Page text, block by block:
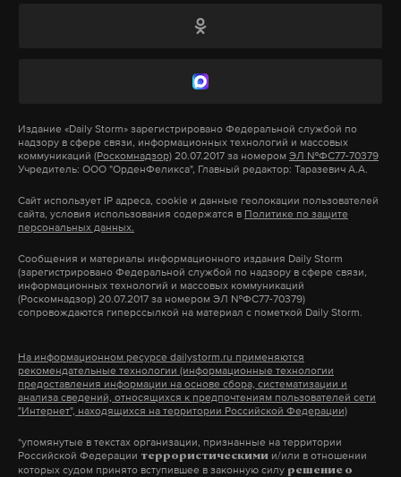
активных ответных действий, ожидая, что
предшественника. Однако США 14 июля 2017 года
России в Сирии. В Кремле заявили, что подобные
требования противоречат международному
праву.
Фото: © wikimedia
Федеральная служба безопасности пока что не
раскрывает личности задержанных: ведомство
продолжает следственно-оперативную работу.
это тринадцатый теракт, предотвращенный в
России в текущем году.
произошел теракт. В результате взрыва,
устроенного террористом-смертником, погибли 15
человек, еще 90 получили травмы различной
степени тяжести.
Издание «Daily Storm» зарегистрировано Федеральной службой по
надзору в сфере связи, информационных технологий и массовых
коммуникаций (Роскомнадзор) 20.07.2017 за номером ЭЛ №ФС77-70379
Учредитель: ООО "ОрденФеликса", Главный редактор: Таразевич А.А.
Сайт использует IP адреса, cookie и данные геолокации пользователей
сайта, условия использования содержатся в Политике по защите
персональных данных.
Сообщения и материалы информационного издания Daily Storm
(зарегистрировано Федеральной службой по надзору в сфере связи,
информационных технологий и массовых коммуникаций
(Роскомнадзор) 20.07.2017 за номером ЭЛ №ФС77-70379)
сопровождаются гиперссылкой на материал с пометкой Daily Storm.
На информационном ресурсе dailystorm.ru применяются
рекомендательные технологии (информационные технологии
предоставления информации на основе сбора, систематизации и
анализа сведений, относящихся к предпочтениям пользователей сети
"Интернет", находящихся на территории Российской Федерации)
*упомянутые в текстах организации, признанные на территории
Российской Федерации террористическими и/или в отношении
которых судом принято вступившее в законную силу решение о